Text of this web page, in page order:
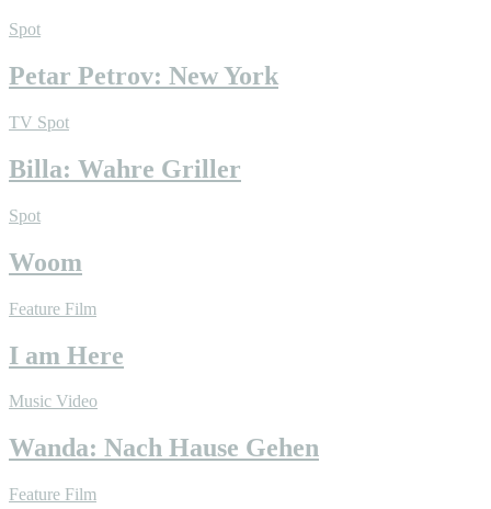
Spot
Petar Petrov: New York
TV Spot
Billa: Wahre Griller
Spot
Woom
Feature Film
I am Here
Music Video
Wanda: Nach Hause Gehen
Feature Film